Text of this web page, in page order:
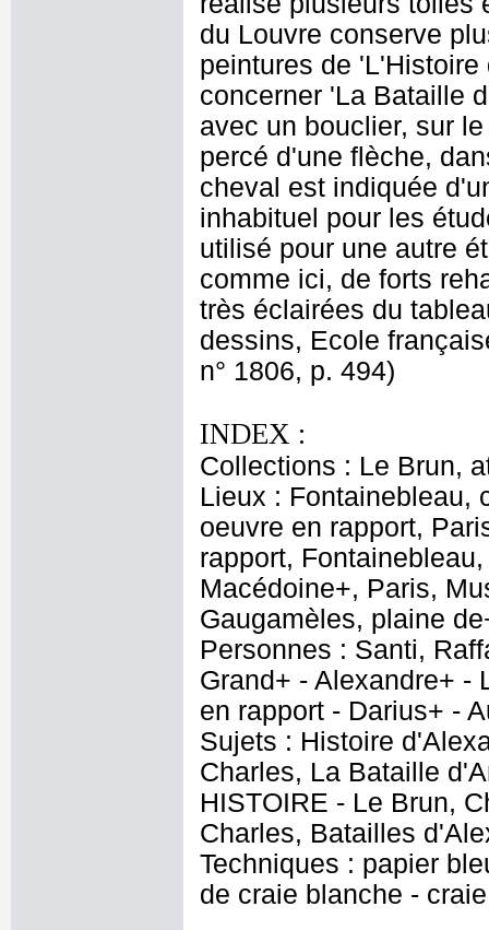
du Louvre conserve
peintures de
concerner 'La Bataille
avec un bouclier, sur
percé d'une flèche,
cheval est indiquée
inhabituel pour les
utilisé pour une autre
comme ici, de forts
très éclairées du
dessins, Ecole
n° 1806, p. 494)
INDEX :
Collections : Le Brun,
Lieux : Fontainebleau,
oeuvre en rapport,
rapport,
Macédoine+, Paris,
Gaugamèles, plaine
Personnes : Santi,
Grand+ - Alexandre+ -
en rapport - Darius+ -
Sujets : Histoire
Charles, La Bataille
HISTOIRE - Le Brun,
Charles, Batailles
Techniques : papier
de craie blanche -